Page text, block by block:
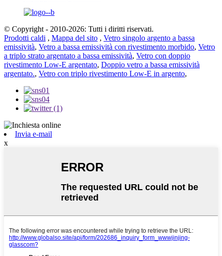
© Copyright - 2010-2026: Tutti i diritti riservati.
Prodotti caldi , Mappa del sito , Vetro singolo argento a bassa
emissività, Vetro a bassa emissività con rivestimento morbido, Vetro
a triplo strato argentato a bassa emissività, Vetro con doppio
rivestimento Low-E argentato, Doppio vetro a bassa emissività
argentato., Vetro con triplo rivestimento Low-E in argento,
Invia e-mail
x